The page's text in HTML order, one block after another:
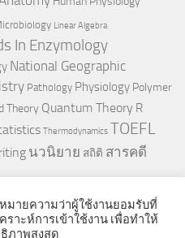
Linear Algebra
In Enzymology
National Geographic
Pathology Physiology Polymer
Theory Quantum Theory R
Thermodynamics TOEFL
นวนิยาย สถิติ สารคดี
มายความว่าผู้ใช้งานยอมรับที่
ราะห์การเข้าใช้งาน เพื่อทำให้
ภาพสูงสุด